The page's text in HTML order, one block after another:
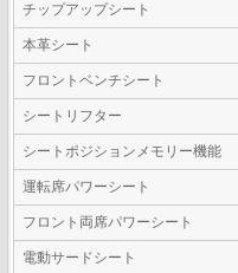
チップアップシート
本革シート
フロントベンチシート
シートリフター
シートポジションメモリー機能
運転席パワーシート
フロント両席パワーシート
電動サードシート